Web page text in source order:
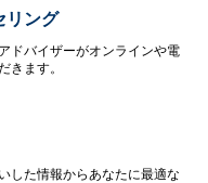
リング
ドバイザーがオンラインや電
きます。
した情報からあなたに最適な